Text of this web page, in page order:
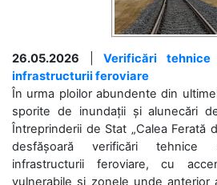
26.05.2026 |Verificări tehnice
infrastructurii feroviare
În urma ploilor abundente din
sporite de inundații și alunecări
Întreprinderii de Stat „Calea Ferată
desfășoară verificări tehnice
infrastructurii feroviare, cu
vulnerabile și zonele unde anterior